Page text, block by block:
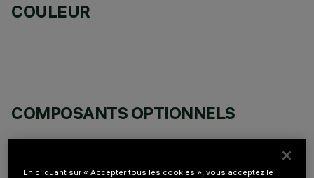
COULEUR
COMPOSANTS OPTIONNELS
En cliquant sur « Accepter tous les cookies », vous acceptez le